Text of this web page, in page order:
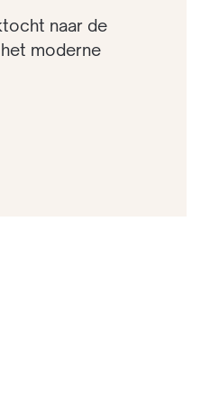
naar de
moderne